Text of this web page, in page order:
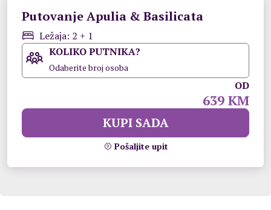
Putovanje Apulia & Basilicata
Ležaja: 2 + 1
KOLIKO PUTNIKA?
Odaberite broj osoba
OD
639 KM
KUPI SADA
Pošaljite upit